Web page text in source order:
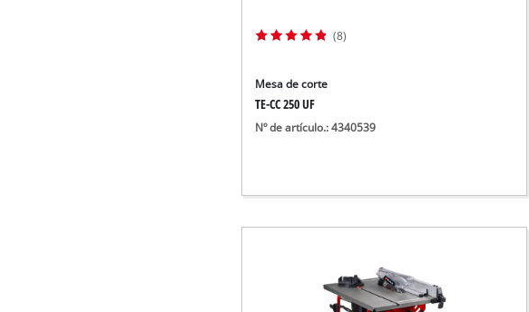
Aspiradoras para cenizas
Arrancadores
(8)
Mesa de corte
TE-CC 250 UF
Nº de artículo.: 4340539